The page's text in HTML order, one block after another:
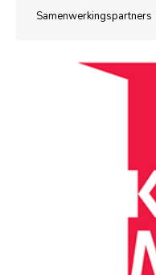
Samenwerkingspartners